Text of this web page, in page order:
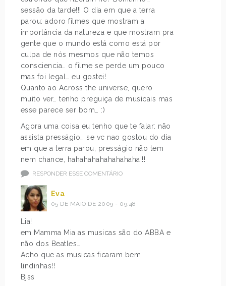
sessão da tarde!!! O dia em que a terra
parou: adoro filmes que mostram a
importância da natureza e que mostram pra
gente que o mundo está como está por
culpa de nós mesmos que não temos
consciencia… o filme se perde um pouco
mas foi legal… eu gostei!
Quanto ao Across the universe, quero
muito ver… tenho preguiça de musicais mas
esse parece ser bom… :)
Agora uma coisa eu tenho que te falar: não
assista presságio… se vc nao gostou do dia
em que a terra parou, presságio não tem
nem chance, hahahahahahahahaha!!!
RESPONDER ESSE COMENTÁRIO
Eva
05 DE MAIO DE 2009 - 09:48
Lia!
em Mamma Mia as musicas são do ABBA e
não dos Beatles…
Acho que as musicas ficaram bem
lindinhas!!
Bjss